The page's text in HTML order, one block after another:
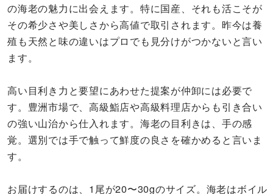
の海老の魅力に出会えます。特に国産、それも活こそが
その希少さや美しさから高値で取引されます。昨今は養
殖も天然と味の違いはプロでも見分けがつかないと言い
ます。
高い目利き力と要望にあわせた提案が仲卸には必要で
す。豊洲市場で、高級鮨店や高級料理店からも引き合い
の強い山治から仕入れます。海老の目利きは、手の感
覚。選別では手で触って鮮度の良さを確かめると言いま
す。
お届けするのは、1尾が20〜30gのサイズ。海老はボイル